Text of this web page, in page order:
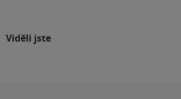
Viděli jste